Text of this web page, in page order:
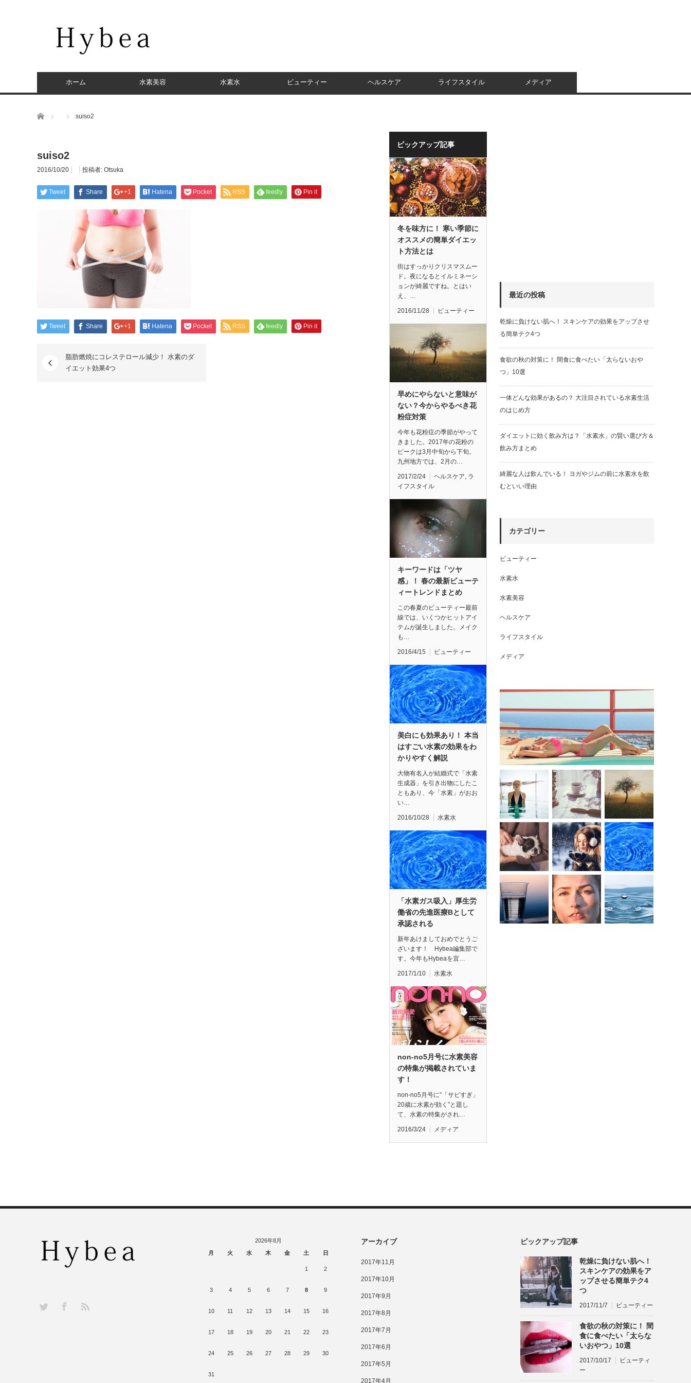
ホーム 水素美容 水素水 ビューティー ヘルスケア ライフスタイル メディア
ホーム suiso2
suiso2
2016/10/20 投稿者: Otsuka
Tweet Share +1 Hatena Pocket RSS feedly Pin it
Tweet Share +1 Hatena Pocket RSS feedly Pin it
脂肪燃焼にコレステロール減少！ 水素のダ
イエット効果4つ
ピックアップ記事
冬を味方に！ 寒い季節に
オススメの簡単ダイエッ
ト方法とは
街はすっかりクリスマスムー
ド。夜になるとイルミネーシ
ョンが綺麗ですね。とはい
え、…
2016/11/28 ビューティー
早めにやらないと意味が
ない？今からやるべき花
粉症対策
今年も花粉症の季節がやって
きました。2017年の花粉の
ピークは3月中旬から下旬。
九州地方では、2月の…
2017/2/24 ヘルスケア, ラ
イフスタイル
キーワードは「ツヤ
感」！ 春の最新ビューテ
ィートレンドまとめ
この春夏のビューティー最前
線では、いくつかヒットアイ
テムが誕生しました。メイク
も…
2016/4/15 ビューティー
美白にも効果あり！ 本当
はすごい水素の効果をわ
かりやすく解説
大物有名人が結婚式で「水素
生成器」を引き出物にしたこ
ともあり、今「水素」がおお
い…
2016/10/28 水素水
「水素ガス吸入」厚生労
働省の先進医療Bとして
承認される
新年あけましておめでとうご
ざいます！ Hybea編集部で
す。今年もHybeaを宜…
2017/1/10 水素水
non-no5月号に水素美容
の特集が掲載されていま
す！
non-no5月号に”「サビすぎ」
20歳に水素が効く”と題し
て、水素の特集がされ…
2016/3/24 メディア
最近の投稿
乾燥に負けない肌へ！ スキンケアの効果をアップさせ
る簡単テク4つ
食欲の秋の対策に！ 間食に食べたい「太らないおや
つ」10選
一体どんな効果があるの？ 大注目されている水素生活
のはじめ方
ダイエットに効く飲み方は？「水素水」の賢い選び方＆
飲み方まとめ
綺麗な人は飲んでいる！ ヨガやジムの前に水素水を飲
むといい理由
カテゴリー
ビューティー
水素水
水素美容
ヘルスケア
ライフスタイル
メディア
2026年8月
月
火 水 木 金 土 日
1 2
3 4 5 6 7 8 9
10 11 12 13 14 15 16
17 18 19 20 21 22 23
24 25 26 27 28 29 30
31
アーカイブ
2017年11月
2017年10月
2017年9月
2017年8月
2017年7月
2017年6月
2017年5月
2017年4月
ピックアップ記事
乾燥に負けない肌へ！
スキンケアの効果をア
ップさせる簡単テク4
つ
2017/11/7 ビューティー
食欲の秋の対策に！ 間
食に食べたい「太らな
いおやつ」10選
2017/10/17
ビューティ
ー
Twitter Facebook
RSS